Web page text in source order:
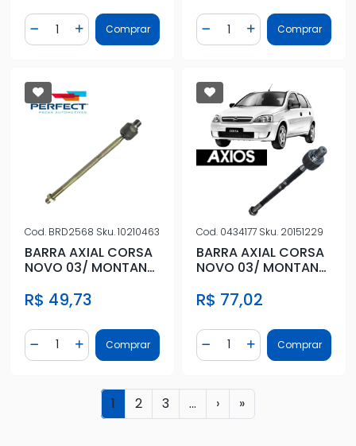
Diminuir Quantidade
Quantidade
Adicionar Quantidade
Comprar Diminuir Quantidade
Quantidade
AdicionarComprar
Cod. BRD2568 Sku.10210463
BARRA AXIAL CORSA
NOVO 03/ MONTANA
MACHO
R$ 49,73
Diminuir Quantidade
Quantidade
Adicionar Quantidade
Comprar
Cod. 0434177 Sku. 20151229
BARRA AXIAL CORSA
NOVO 03/ MONTANA
MACHO
R$ 77,02
Diminuir Quantidade
Quantidade
AdicionarComprar
1 2 3 ... › »